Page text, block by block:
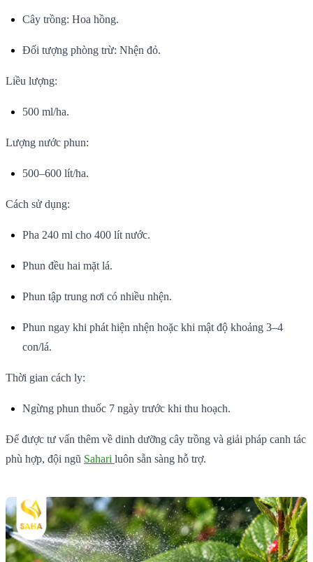
Cây trồng: Hoa hồng.
Đối tượng phòng trừ: Nhện đỏ.
Liều lượng:
500 ml/ha.
Lượng nước phun:
500–600 lít/ha.
Cách sử dụng:
Pha 240 ml cho 400 lít nước.
Phun đều hai mặt lá.
Phun tập trung nơi có nhiều nhện.
Phun ngay khi phát hiện nhện hoặc khi mật độ khoảng 3–4
con/lá.
Thời gian cách ly:
Ngừng phun thuốc 7 ngày trước khi thu hoạch.
Để được tư vấn thêm về dinh dưỡng cây trồng và giải pháp canh tác
phù hợp, đội ngũ Sahari luôn sẵn sàng hỗ trợ.